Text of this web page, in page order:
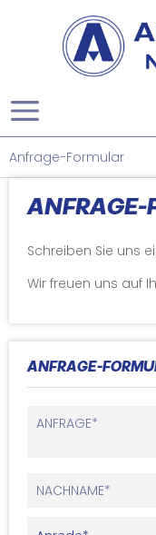
Anfrage-Formular
ANFRAGE-
Schreiben Sie uns
Wir freuen uns auf
ANFRAGE-